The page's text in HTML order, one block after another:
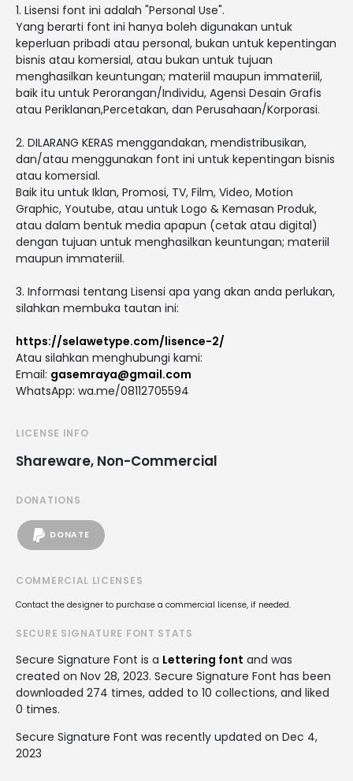
1. Lisensi font ini adalah "Personal Use".
Yang berarti font ini hanya boleh digunakan untuk
keperluan pribadi atau personal, bukan untuk kepentingan
bisnis atau komersial, atau bukan untuk tujuan
menghasilkan keuntungan; materiil maupun immateriil,
baik itu untuk Perorangan/Individu, Agensi Desain Grafis
atau Periklanan,Percetakan, dan Perusahaan/Korporasi.
2. DILARANG KERAS menggandakan, mendistribusikan,
dan/atau menggunakan font ini untuk kepentingan bisnis
atau komersial.
Baik itu untuk Iklan, Promosi, TV, Film, Video, Motion
Graphic, Youtube, atau untuk Logo & Kemasan Produk,
atau dalam bentuk media apapun (cetak atau digital)
dengan tujuan untuk menghasilkan keuntungan; materiil
maupun immateriil.
3. Informasi tentang Lisensi apa yang akan anda perlukan,
silahkan membuka tautan ini:
https://selawetype.com/lisence-2/
Atau silahkan menghubungi kami:
Email: gasemraya@gmail.com
WhatsApp: wa.me/08112705594
LICENSE INFO
Shareware, Non-Commercial
DONATIONS
DONATE
COMMERCIAL LICENSES
Contact the designer to purchase a commercial license, if needed.
SECURE SIGNATURE FONT STATS
Secure Signature Font is a Lettering font and was
created on Nov 28, 2023. Secure Signature Font has been
downloaded 274 times, added to 10 collections, and liked
0 times.
Secure Signature Font was recently updated on Dec 4,
2023